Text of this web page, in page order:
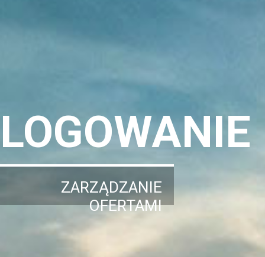
LOGOWANIE
ZARZĄDZANIE
OFERTAMI